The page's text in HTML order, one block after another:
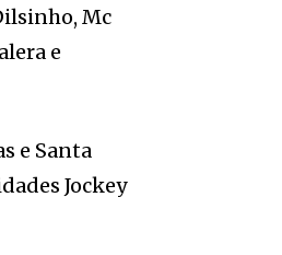
Mc
e
e Santa
Jockey